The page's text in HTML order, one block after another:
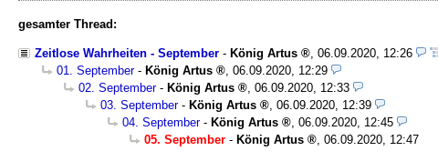
gesamter Thread:
Zeitlose Wahrheiten - September - König Artus
06.09.2020, 12:26
01. September- König Artus
06.09.2020, 12:29
02. September- König Artus
06.09.2020, 12:33
03. September- König Artus
06.09.2020, 12:39
04. September- König Artus
06.09.2020, 12:45
05. September - König Artus
06.09.2020, 12:47